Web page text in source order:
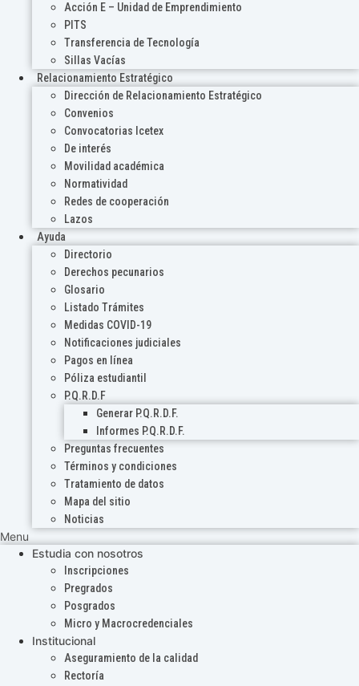
Acción E – Unidad de Emprendimiento
PITS
Transferencia de Tecnología
Sillas Vacías
Relacionamiento Estratégico
Dirección de Relacionamiento Estratégico
Convenios
Convocatorias Icetex
De interés
Movilidad académica
Normatividad
Redes de cooperación
Lazos
Ayuda
Directorio
Derechos pecunarios
Glosario
Listado Trámites
Medidas COVID-19
Notificaciones judiciales
Pagos en línea
Póliza estudiantil
P.Q.R.D.F
Generar P.Q.R.D.F.
Informes P.Q.R.D.F.
Preguntas frecuentes
Términos y condiciones
Tratamiento de datos
Mapa del sitio
Noticias
Menu
Estudia con nosotros
Inscripciones
Pregrados
Posgrados
Micro y Macrocredenciales
Institucional
Aseguramiento de la calidad
Rectoría